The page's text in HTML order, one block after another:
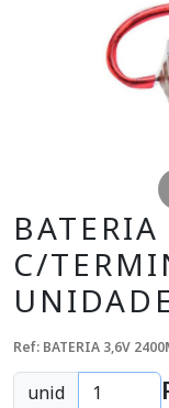
C/
UNIDADE
Ref: BATERIA 3,6V
unid